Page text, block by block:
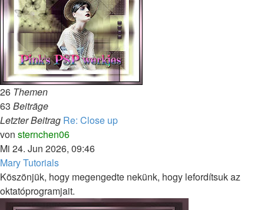
26 Themen
63 Beiträge
Letzter Beitrag Re: Close up
von sternchen06Neuester
Beitrag
Mi 24. Jun 2026, 09:46
Mary Tutorials
Köszönjük, hogy megengedte nekünk, hogy lefordítsuk az
oktatóprogramjait.